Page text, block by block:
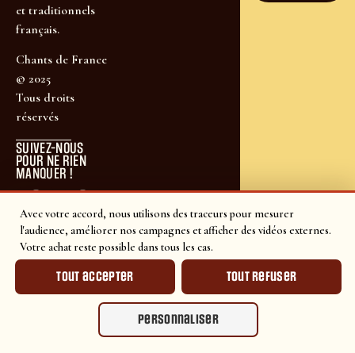
Avec votre accord, nous utilisons des traceurs pour mesurer
l'audience, améliorer nos campagnes et afficher des vidéos externes.
Votre achat reste possible dans tous les cas.
Tout accepter Tout refuser
Personnaliser
et traditionnels
français.
Chants de France
© 2025
Tous droits
réservés
SUIVEZ-NOUS
POUR NE RIEN
MANQUER !